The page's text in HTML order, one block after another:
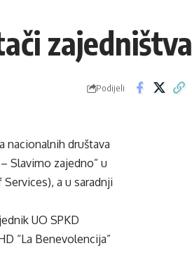
zajedništva
Podijeli
nacionalnih društava
Slavimo zajedno” u
a u saradnji
UO SPKD
“La Benevolencija”